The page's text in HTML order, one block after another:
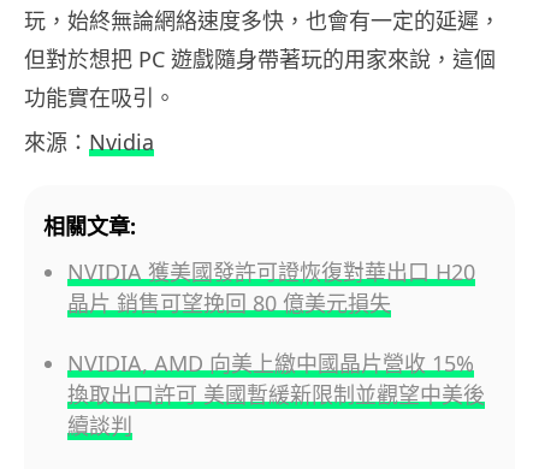
玩，始終無論網絡速度多快，也會有一定的延遲，
但對於想把 PC 遊戲隨身帶著玩的用家來說，這個
功能實在吸引。
來源： Nvidia
相關文章:
NVIDIA 獲美國發許可證恢復對華出口 H20
晶片 銷售可望挽回 80 億美元損失
NVIDIA, AMD 向美上繳中國晶片營收 15%
換取出口許可 美國暫緩新限制並觀望中美後
續談判